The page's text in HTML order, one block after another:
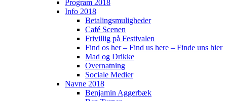
Program 2018
Info 2018
Betalingsmuligheder
Café Scenen
Frivillig på Festivalen
Find os her – Find us here – Finde uns hier
Mad og Drikke
Overnatning
Sociale Medier
Navne 2018
Benjamin Aggerbæk